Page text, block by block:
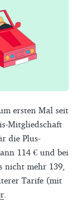
ersten Mal seit
Mitgliedschaft
die Plus-
114 € und bei
nicht mehr 139,
Tarife (mit